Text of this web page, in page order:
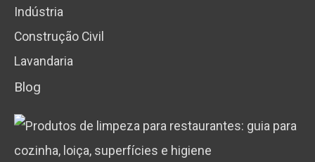
Indústria
Construção Civil
Lavandaria
Blog